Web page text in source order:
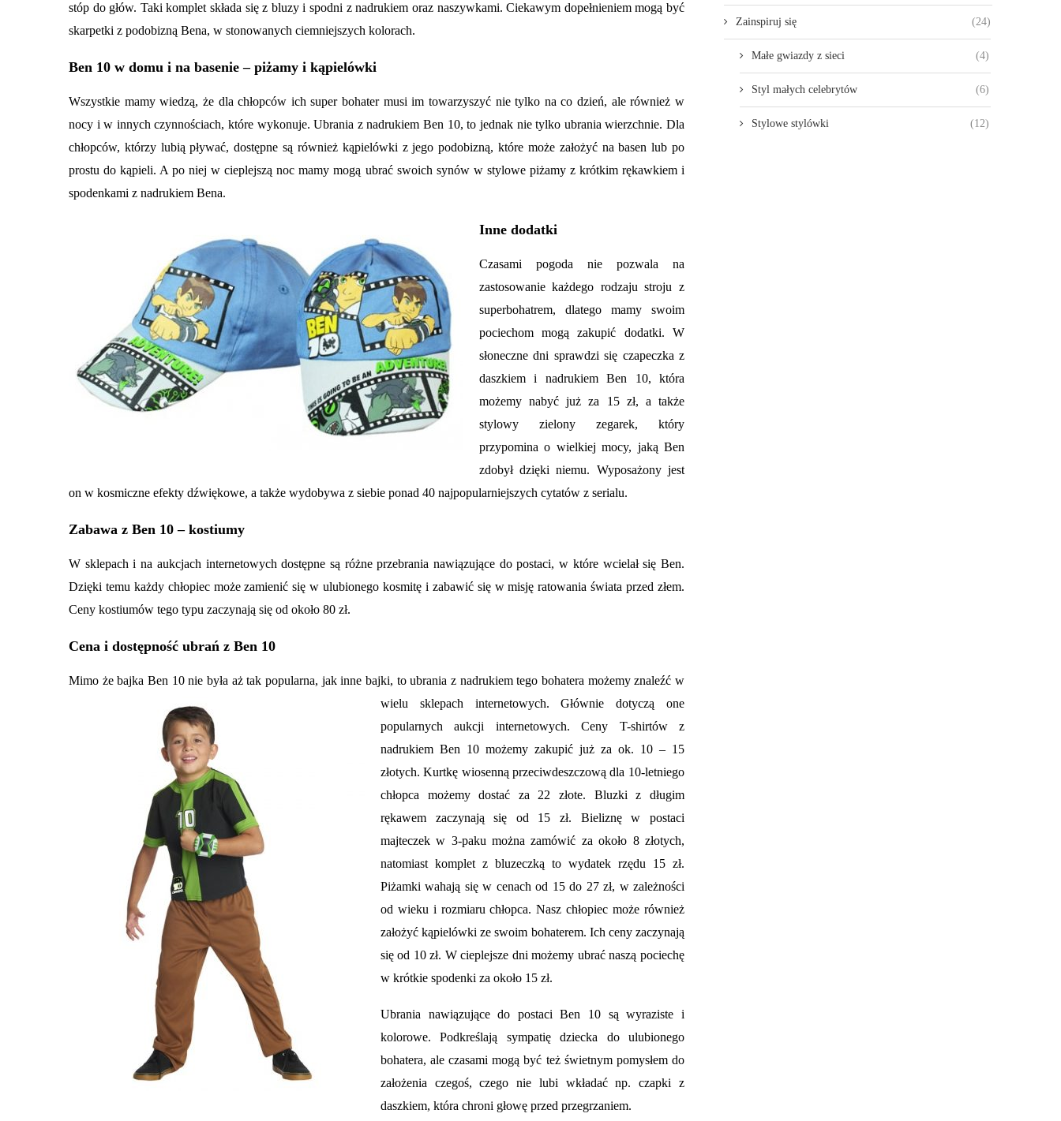
stóp do głów. Taki komplet składa się z bluzy i spodni z nadrukiem oraz naszywkami. Ciekawym dopełnieniem mogą być
skarpetki z podobizną Bena, w stonowanych ciemniejszych kolorach.
Ben 10 w domu i na basenie –piżamy i kąpielówki
Wszystkie mamy wiedzą, że dla chłopców ich super bohater musi im towarzyszyć nie tylko na co dzień, ale również w
nocy i w innych czynnościach, które wykonuje. Ubrania z nadrukiem Ben 10, to jednak nie tylko ubrania wierzchnie. Dla
chłopców, którzy lubią pływać, dostępne są również kąpielówki z jego podobizną, które może założyć na basen lub po
prostu do kąpieli. A po niej w cieplejszą noc mamy mogą ubrać swoich synów w stylowe piżamy z krótkim rękawkiem i
spodenkami z nadrukiem Bena.
Inne dodatki
Czasami pogoda nie pozwala na
zastosowanie każdego rodzaju stroju z
superbohatrem, dlatego mamy swoim
pociechom mogą zakupić dodatki. W
słoneczne dni sprawdzi się czapeczka z
daszkiem i nadrukiem Ben 10, która
możemy nabyć już za 15 zł, a także
stylowy zielony zegarek, który
przypomina o wielkiej mocy, jaką Ben
zdobył dzięki niemu. Wyposażony jest
on w kosmiczne efekty dźwiękowe, a także wydobywa z siebie ponad 40 najpopularniejszych cytatów z serialu.
Zabawa z Ben 10– kostiumy
W sklepach i na aukcjach internetowych dostępne są różne przebrania nawiązujące do postaci, w które wcielał się Ben.
Dzięki temu każdy chłopiec może zamienić się w ulubionego kosmitę i zabawić się w misję ratowania świata przed złem.
Ceny kostiumów tego typu zaczynają się od około 80 zł.
Cena i dostępność ubrań z Ben 10
Mimo że bajka Ben 10 nie była aż tak popularna, jak inne bajki, to ubrania z nadrukiem tego bohatera możemy znaleźć w
wielu sklepach internetowych. Głównie dotyczą one
popularnych aukcji internetowych. Ceny T-shirtów z
nadrukiem Ben 10 możemy zakupić już za ok. 10 – 15
złotych. Kurtkę wiosenną przeciwdeszczową dla 10-letniego
chłopca możemydostać za 22 złote. Bluzki z długim
rękawem zaczynają się od 15 zł. Bieliznę w postaci
majteczek w 3-paku można zamówić za około 8 złotych,
natomiast komplet z bluzeczką to wydatek rzędu 15 zł.
Piżamki wahają się w cenach od 15 do 27 zł, w zależności
od wieku i rozmiaru chłopca. Nasz chłopiec może również
założyć kąpielówki ze swoim bohaterem. Ich ceny zaczynają
się od 10 zł. W cieplejsze dni możemy ubrać naszą pociechę
w krótkie spodenki za około 15 zł.
Ubrania nawiązujące do postaci Ben 10 są wyraziste i
kolorowe. Podkreślają sympatię dziecka do ulubionego
bohatera, ale czasami mogą być też świetnym pomysłem do
założenia czegoś, czego nie lubi wkładać np. czapki z
daszkiem, która chroni głowę przed przegrzaniem.
Zainspiruj się (24)
Małe gwiazdy z sieci (4)
Styl małych celebrytów (6)
Stylowe stylówki (12)